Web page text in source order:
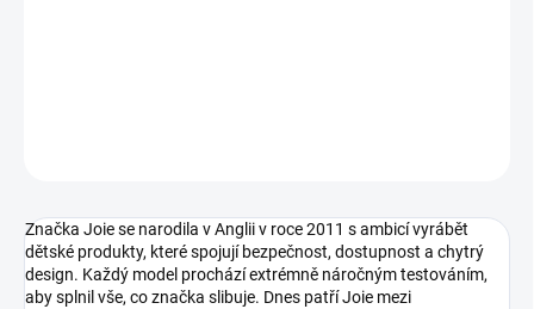
Značka Joie se narodila v Anglii v roce 2011 s ambicí vyrábět
dětské produkty, které spojují bezpečnost, dostupnost a chytrý
design. Každý model prochází extrémně náročným testováním,
aby splnil vše, co značka slibuje. Dnes patří Joie mezi